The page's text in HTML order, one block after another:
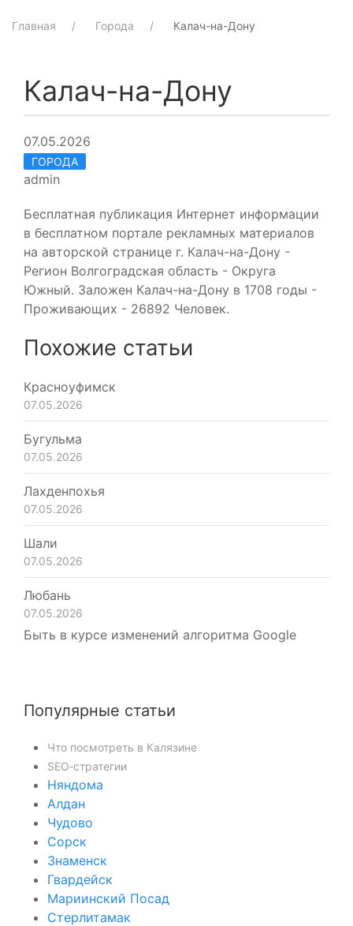
Главная Города Калач-на-Дону
Калач-на-Дону
07.05.2026
ГОРОДА
admin
Бесплатная публикация Интернет информации
в бесплатном портале рекламных материалов
на авторской странице г. Калач-на-Дону -
Регион Волгоградская область - Округа
Южный. Заложен Калач-на-Дону в 1708 годы -
Проживающих - 26892 Человек.
Похожие статьи
Красноуфимск
07.05.2026
Бугульма
07.05.2026
Лахденпохья
07.05.2026
Шали
07.05.2026
Любань
07.05.2026
Быть в курсе изменений алгоритма Google
Популярные статьи
Что посмотреть в Калязине
SEO‑стратегии
Няндома
Алдан
Чудово
Сорск
Знаменск
Гвардейск
Мариинский Посад
Стерлитамак